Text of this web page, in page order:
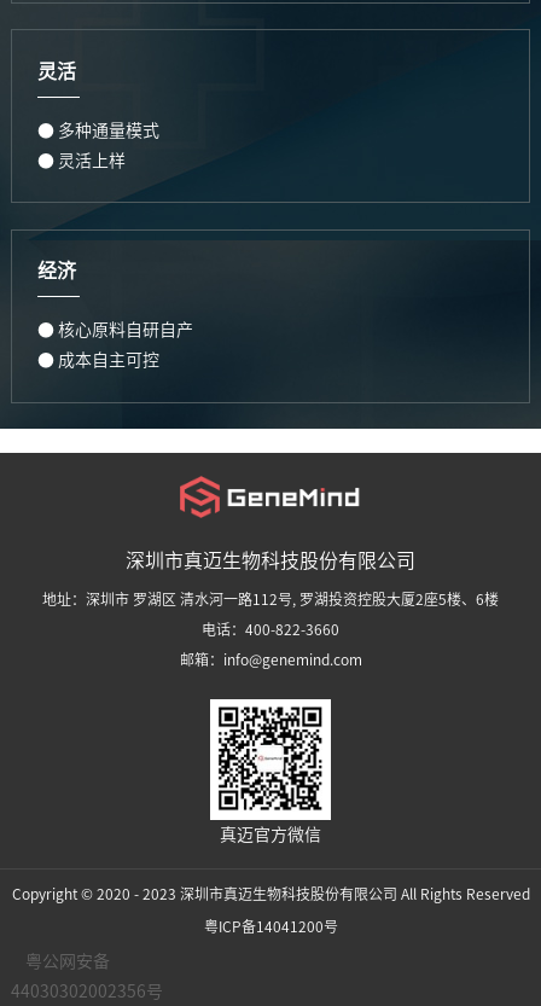
灵活
● 多种通量模式
● 灵活上样
经济
● 核心原料自研自产
● 成本自主可控
深圳市真迈生物科技股份有限公司
地址：深圳市 罗湖区 清水河一路112号, 罗湖投资控股大厦2座5楼、6楼
电话：400-822-3660
邮箱：info@genemind.com
真迈官方微信
Copyright © 2020 - 2023 深圳市真迈生物科技股份有限公司 All Rights Reserved
粤ICP备14041200号
粤公网安备
44030302002356号